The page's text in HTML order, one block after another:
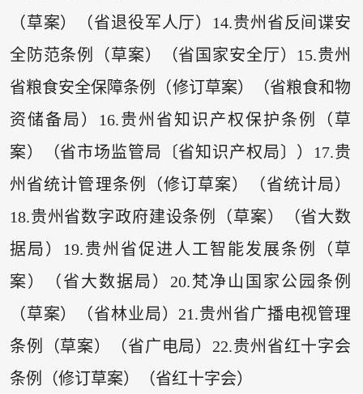
（草案）（省退役军人厅）14.贵州省反间谍安
全防范条例（草案）（省国家安全厅）15.贵州
省粮食安全保障条例（修订草案）（省粮食和物
资储备局）16.贵州省知识产权保护条例（草
案）（省市场监管局〔省知识产权局〕）17.贵
州省统计管理条例（修订草案）（省统计局）
18.贵州省数字政府建设条例（草案）（省大数
据局）19.贵州省促进人工智能发展条例（草
案）（省大数据局）20.梵净山国家公园条例
（草案）（省林业局）21.贵州省广播电视管理
条例（草案）（省广电局）22.贵州省红十字会
条例（修订草案）（省红十字会）